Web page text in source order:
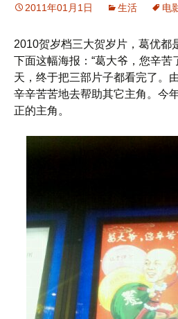
2011年01月1日 生活 电
2010贺岁档三大贺岁片，葛优都
下面这幅海报：“葛大爷，您辛苦
天，终于把三部片子都看完了。
辛辛苦苦地去帮助其它主角。今
正的主角。